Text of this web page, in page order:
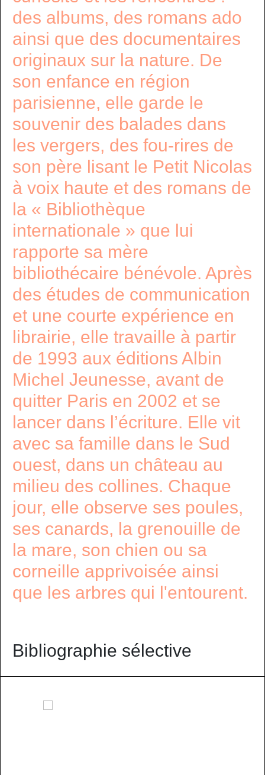
des albums, des romans ado
ainsi que des documentaires
originaux sur la nature. De
son enfance en région
parisienne, elle garde le
souvenir des balades dans
les vergers, des fou-rires de
son père lisant le Petit Nicolas
à voix haute et des romans de
la « Bibliothèque
internationale » que lui
rapporte sa mère
bibliothécaire bénévole. Après
des études de communication
et une courte expérience en
librairie, elle travaille à partir
de 1993 aux éditions Albin
Michel Jeunesse, avant de
quitter Paris en 2002 et se
lancer dans l’écriture. Elle vit
avec sa famille dans le Sud
ouest, dans un château au
milieu des collines. Chaque
jour, elle observe ses poules,
ses canards, la grenouille de
la mare, son chien ou sa
corneille apprivoisée ainsi
que les arbres qui l'entourent.
Bibliographie sélective